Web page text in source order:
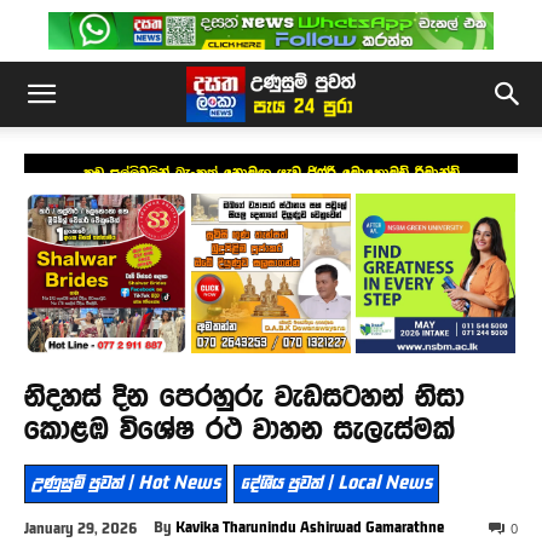
කුඩු සල්ලිවලින් බැංකුත් නොමඟ යැවූ ජිෆ්රි මොහොමඩ් රිමාන්ඩ්
නිදහස් දින පෙරහුරු වැඩසටහන් නිසා
කොළඹ විශේෂ රථ වාහන සැලැස්මක්
උණුසුම් පුවත් | Hot News දේශීය පුවත් | Local News
January 29, 2026 By Kavika Tharunindu Ashirwad Gamarathne 0